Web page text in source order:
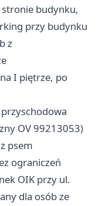
budynku,
przy budynku
z
I piętrze, po
OV 99213053)
psem
ograniczeń
OIK przy ul.
dla osób ze